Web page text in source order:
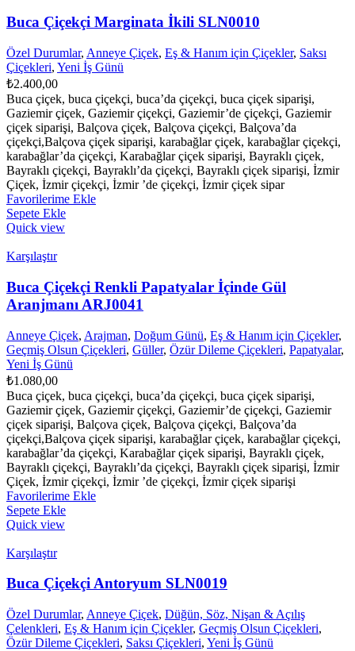
Buca Çiçekçi Marginata İkili SLN0010
Özel Durumlar, Anneye Çiçek, Eş & Hanım için Çiçekler, Saksı
Çiçekleri, Yeni İş Günü
₺2.400,00
Buca çiçek, buca çiçekçi, buca’da çiçekçi, buca çiçek siparişi,
Gaziemir çiçek, Gaziemir çiçekçi, Gaziemir’de çiçekçi, Gaziemir
çiçek siparişi, Balçova çiçek, Balçova çiçekçi, Balçova’da
çiçekçi,Balçova çiçek siparişi, karabağlar çiçek, karabağlar çiçekçi,
karabağlar’da çiçekçi, Karabağlar çiçek siparişi, Bayraklı çiçek,
Bayraklı çiçekçi, Bayraklı’da çiçekçi, Bayraklı çiçek siparişi, İzmir
Çiçek, İzmir çiçekçi, İzmir ’de çiçekçi, İzmir çiçek sipar
Favorilerime Ekle
Sepete Ekle
Quick view
Karşılaştır
Buca Çiçekçi Renkli Papatyalar İçinde Gül
Aranjmanı ARJ0041
Anneye Çiçek, Arajman, Doğum Günü, Eş & Hanım için Çiçekler,
Geçmiş Olsun Çiçekleri, Güller, Özür Dileme Çiçekleri, Papatyalar,
Yeni İş Günü
₺1.080,00
Buca çiçek, buca çiçekçi, buca’da çiçekçi, buca çiçek siparişi,
Gaziemir çiçek, Gaziemir çiçekçi, Gaziemir’de çiçekçi, Gaziemir
çiçek siparişi, Balçova çiçek, Balçova çiçekçi, Balçova’da
çiçekçi,Balçova çiçek siparişi, karabağlar çiçek, karabağlar çiçekçi,
karabağlar’da çiçekçi, Karabağlar çiçek siparişi, Bayraklı çiçek,
Bayraklı çiçekçi, Bayraklı’da çiçekçi, Bayraklı çiçek siparişi, İzmir
Çiçek, İzmir çiçekçi, İzmir ’de çiçekçi, İzmir çiçek siparişi
Favorilerime Ekle
Sepete Ekle
Quick view
Karşılaştır
Buca Çiçekçi Antoryum SLN0019
Özel Durumlar, Anneye Çiçek, Düğün, Söz, Nişan & Açılış
Çelenkleri, Eş & Hanım için Çiçekler, Geçmiş Olsun Çiçekleri,
Özür Dileme Çiçekleri, Saksı Çiçekleri, Yeni İş Günü